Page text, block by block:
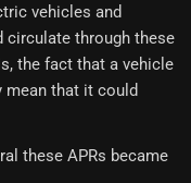
vehicles and
circulate through these
the fact that a vehicle
mean that it could
these APRs became